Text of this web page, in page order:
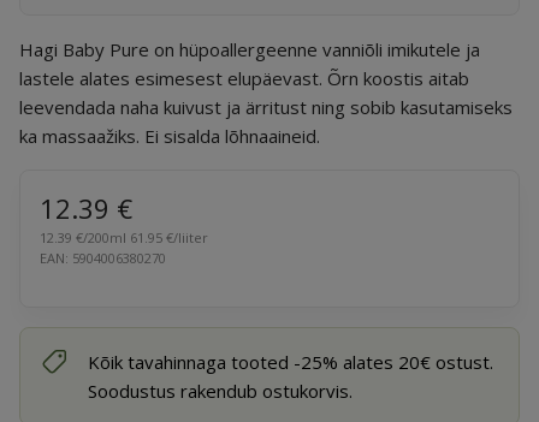
Mürakaitse
Kodu
Nullkulu
Hagi Baby Pure on hüpoallergeenne vanniõli imikutele ja
lastele alates esimesest elupäevast. Õrn koostis aitab
leevendada naha kuivust ja ärritust ning sobib kasutamiseks
ka massaažiks. Ei sisalda lõhnaaineid.
12.39 €
12.39 €/200ml 61.95 €/liiter
EAN: 5904006380270
Kõik tavahinnaga tooted -25% alates 20€ ostust.
Soodustus rakendub ostukorvis.